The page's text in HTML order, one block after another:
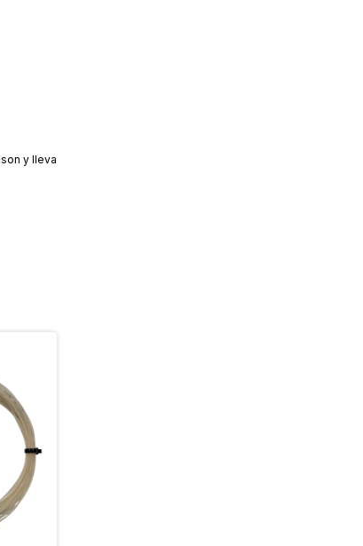
y lleva